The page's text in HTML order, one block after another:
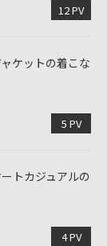
12 PV
ケットの着こな
5 PV
トカジュアルの
4 PV